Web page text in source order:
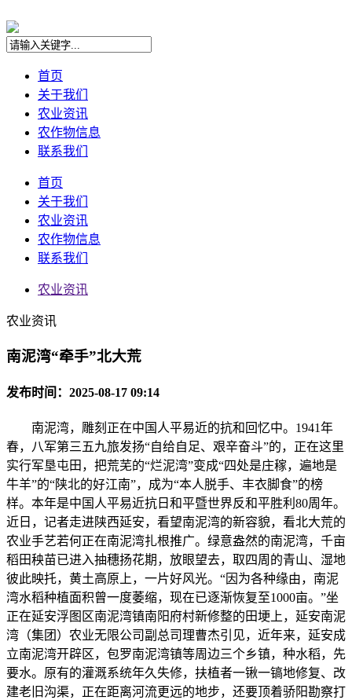
首页
关于我们
农业资讯
农作物信息
联系我们
首页
关于我们
农业资讯
农作物信息
联系我们
农业资讯
农业资讯
南泥湾“牵手”北大荒
发布时间：2025-08-17 09:14
南泥湾，雕刻正在中国人平易近的抗和回忆中。1941年
春，八军第三五九旅发扬“自给自足、艰辛奋斗”的，正在这里
实行军垦屯田，把荒芜的“烂泥湾”变成“四处是庄稼，遍地是
牛羊”的“陕北的好江南”，成为“本人脱手、丰衣脚食”的榜
样。本年是中国人平易近抗日和平暨世界反和平胜利80周年。
近日，记者走进陕西延安，看望南泥湾的新容貌，看北大荒的
农业手艺若何正在南泥湾扎根推广。绿意盎然的南泥湾，千亩
稻田秧苗已进入抽穗扬花期，放眼望去，取四周的青山、湿地
彼此映托，黄土高原上，一片好风光。“因为各种缘由，南泥
湾水稻种植面积曾一度萎缩，现在已逐渐恢复至1000亩。”坐
正在延安浮图区南泥湾镇南阳府村新修整的田埂上，延安南泥
湾（集团）农业无限公司副总司理曹杰引见，近年来，延安成
立南泥湾开辟区，包罗南泥湾镇等周边三个乡镇，种水稻，先
要水。原有的灌溉系统年久失修，扶植者一锹一镐地修复、改
建老旧沟渠，正在距离河流更远的地步，还要顶着骄阳勘察打